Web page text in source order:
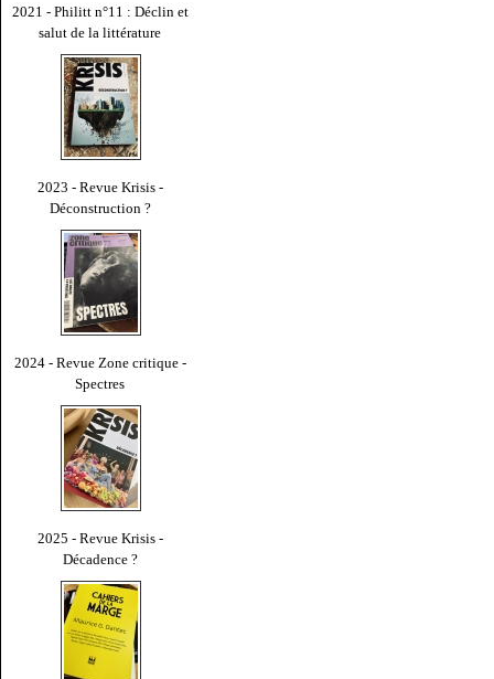
2021 - Philitt n°11 : Déclin et
salut de la littérature
2023 - Revue Krisis -
Déconstruction ?
2024 - Revue Zone critique -
Spectres
2025 - Revue Krisis -
Décadence ?